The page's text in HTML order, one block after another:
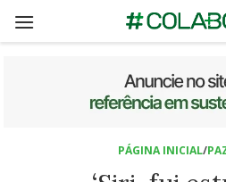
PÁGINA INICIAL/